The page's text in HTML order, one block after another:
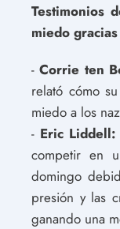
Testimonios
miedo
-Corrie ten
relató cómo
miedo a los
- Eric Liddell:
competir en
domingo
presión y las
ganando una